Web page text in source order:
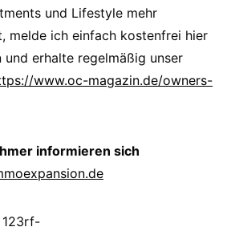
und Lifestyle mehr
melde ich einfach kostenfrei hier
erhalte regelmäßig unser
www.oc-magazin.de/owners-
informieren sich
123rf-